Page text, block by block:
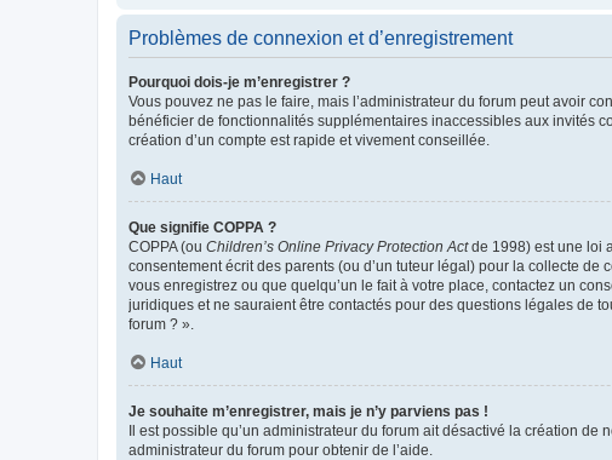
Problèmes de connexion et d’enregistrement
Pourquoi dois-je m’enregistrer ?
Vous pouvez ne pas le faire, mais l’administrateur du forum peut avoir
bénéficier de fonctionnalités supplémentaires inaccessibles aux invités
création d’un compte est rapide et vivement conseillée.
Haut
Que signifie COPPA ?
COPPA (ou Children’s Online Privacy Protection Actde 1998) est une loi
consentement écrit des parents (ou d’un tuteur légal) pour la collecte de
vous enregistrez ou que quelqu’un le fait à votre place, contactez un
juridiques et ne sauraient être contactés pour des questions légales de
forum ? ».
Haut
Je souhaite m’enregistrer, mais je n’y parviens pas !
Il est possible qu’un administrateur du forum ait désactivé la création
administrateur du forum pour obtenir de l’aide.